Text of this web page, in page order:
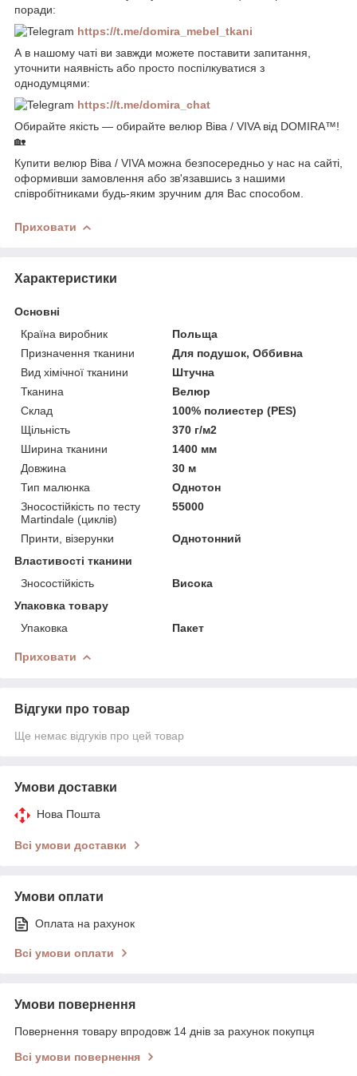
поради:
https://t.me/domira_mebel_tkani
А в нашому чаті ви завжди можете поставити запитання,
уточнити наявність або просто поспілкуватися з
однодумцями:
https://t.me/domira_chat
Обирайте якість — обирайте велюр Віва / VIVA від DOMIRA™!
🏡
Купити велюр Віва / VIVA можна безпосередньо у нас на сайті,
оформивши замовлення або зв'язавшись з нашими
співробітниками будь-яким зручним для Вас способом.
Приховати
Характеристики
Основні
Країна виробник
Польща
Призначення тканини
Для подушок, Оббивна
Вид хімічної тканини
Штучна
Тканина
Велюр
Склад
100% полиестер (PES)
Щільність
370 г/м2
Ширина тканини
1400 мм
Довжина
30 м
Тип малюнка
Однотон
Зносостійкість по тесту
Martindale (циклів)
55000
Принти, візерунки
Однотонний
Властивості тканини
Зносостійкість
Висока
Упаковка товару
Упаковка
Пакет
Приховати
Відгуки про товар
Ще немає відгуків про цей товар
Умови доставки
Нова Пошта
Всі умови доставки
Умови оплати
Оплата на рахунок
Всі умови оплати
Умови повернення
Повернення товару впродовж 14 днів за рахунок покупця
Всі умови повернення